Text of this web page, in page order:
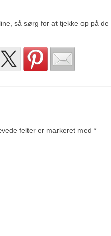
så sørg for at tjekke op på
felter er markeret med *